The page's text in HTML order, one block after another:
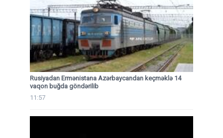
Rusiyadan Ermənistana Azərbaycandan keçməklə 14
vaqon buğda göndərilib
11:57